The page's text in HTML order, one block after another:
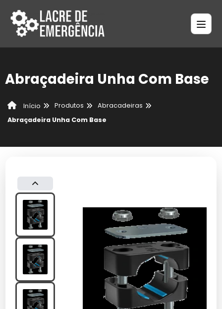
Abraçadeira Unha Com Base
Início Produtos
Abracadeiras
Abraçadeira Unha Com Base